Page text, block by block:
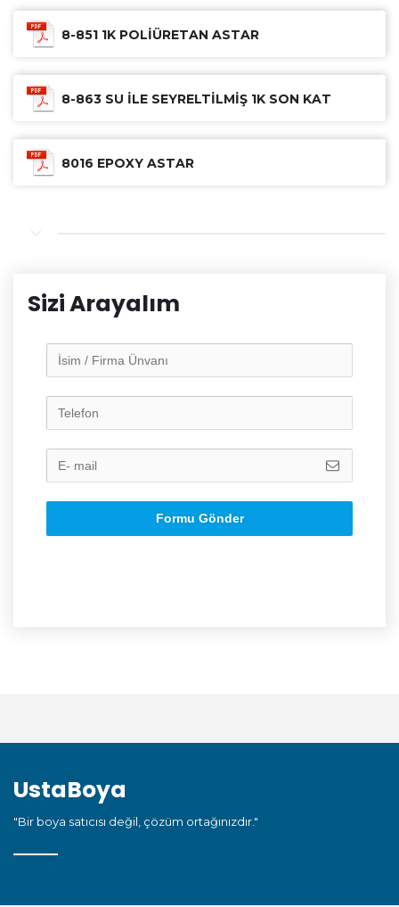
8-851 1K POLİÜRETAN ASTAR
8-863 SU İLE SEYRELTİLMİŞ 1K SON KAT
8016 EPOXY ASTAR
Sizi Arayalım
Formu Gönder
UstaBoya
"Bir boya satıcısı değil, çözüm ortağınızdır."